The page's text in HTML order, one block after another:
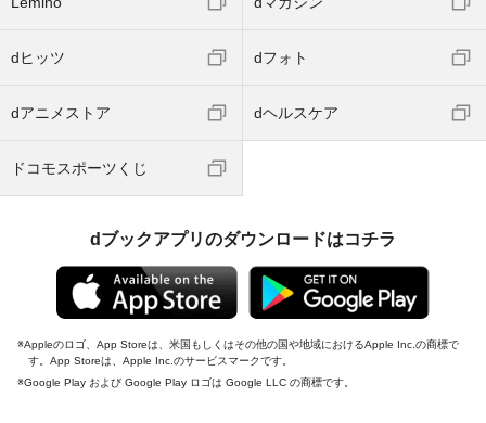
dヒッツ dフォト
dアニメストア dヘルスケア
ドコモスポーツくじ
dブックアプリのダウンロードはコチラ
Appleのロゴ、App Storeは、米国もしくはその他の国や地域におけるApple Inc.の商標で
す。App Storeは、Apple Inc.のサービスマークです。
Google Play および Google Play ロゴは Google LLC の商標です。